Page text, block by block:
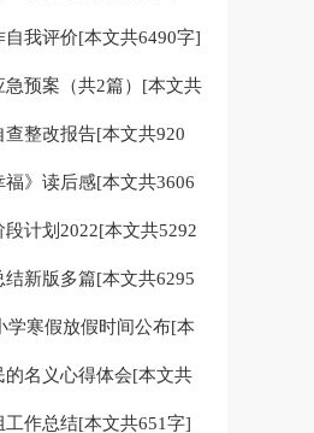
我评价[本文共6490字]
急预案（共2篇）[本文共
查整改报告[本文共920
福》读后感[本文共3606
计划2022[本文共5292
新版多篇[本文共6295
学寒假放假时间公布[本
的名义心得体会[本文共
工作总结[本文共651字]